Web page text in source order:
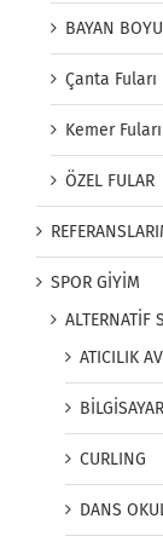
BAYAN
Çanta Fuları
Kemer Fuları
ÖZEL FULAR
SPOR GİYİM
ALTERNATİF
ATICILIK
CURLING
DANS